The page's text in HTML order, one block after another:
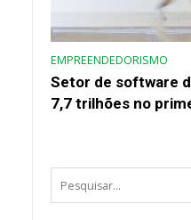
EMPREENDEDORISMO
Setor de software
7,7 trilhões no